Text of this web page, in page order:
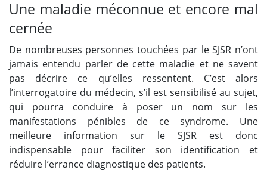
Une maladie méconnue et encore mal
cernée
De nombreuses personnes touchées par le SJSR n’ont
jamais entendu parler de cette maladie et ne savent
pas décrire ce qu’elles ressentent. C’est alors
l’interrogatoire du médecin, s’il est sensibilisé au sujet,
qui pourra conduire à poser un nom sur les
manifestations pénibles de ce syndrome. Une
meilleure information sur le SJSR est donc
indispensable pour faciliter son identification et
réduire l’errance diagnostique des patients.